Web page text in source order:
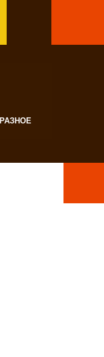
РАЗНОЕ